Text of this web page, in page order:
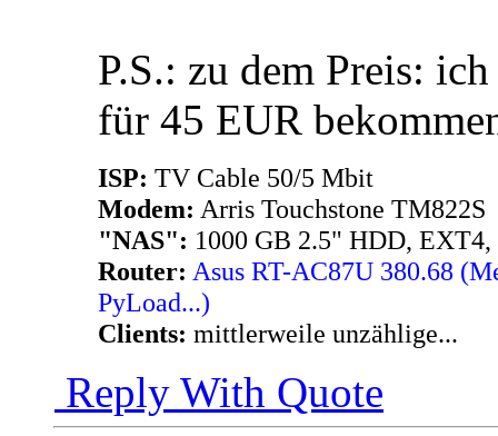
P.S.: zu dem Preis:
für 45 EUR
ISP: TV Cable 50/5 Mbit
Modem: Arris Touchstone TM822S
"NAS": 1000 GB 2.5" HDD,
Router: Asus RT-AC87U 380.68
PyLoad...)
Clients: mittlerweile unzählige...
Reply With Quote